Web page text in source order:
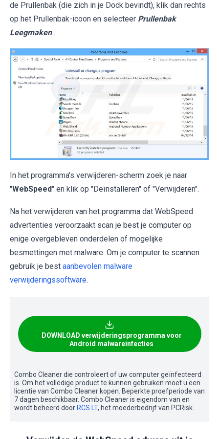
de Prullenbak (die zich in je Dock bevindt), klik dan rechts
op het Prullenbak-icoon en selecteer Prullenbak
Leegmaken .
In het programma's verwijderen-scherm zoek je naar
"WebSpeed" en klik op "Deïnstalleren" of "Verwijderen".
Na het verwijderen van het programma dat WebSpeed
advertenties veroorzaakt scan je best je computer op
enige overgebleven onderdelen of mogelijke
besmettingen met malware. Om je computer te scannen
gebruik je best aanbevolen malware
verwijderingssoftware.
DOWNLOAD verwijderingsprogramma voor
Android malwareinfecties
Combo Cleaner die controleert of uw computer geïnfecteerd
is. Om het volledige product te kunnen gebruiken moet u een
licentie van Combo Cleaner kopen. Beperkte proefperiode van
7 dagen beschikbaar. Combo Cleaner is eigendom van en
wordt beheerd door RCS LT, het moederbedrijf van PCRisk.